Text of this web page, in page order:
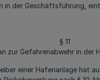
in der Geschäftsführung,
§ 11
zur Gefahrenabwehr in der
einer Hafenanlage hat